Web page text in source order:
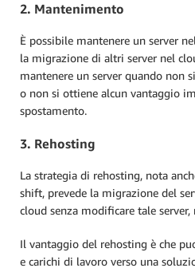
2. Mantenimento
È possibile mantenere un server
la migrazione di altri server nel
mantenere un server quando non
o non si ottiene alcun vantaggio
spostamento.
3. Rehosting
La strategia di rehosting, nota
shift, prevede la migrazione del
cloud senza modificare tale
Il vantaggio del rehosting è che
e carichi di lavoro verso una